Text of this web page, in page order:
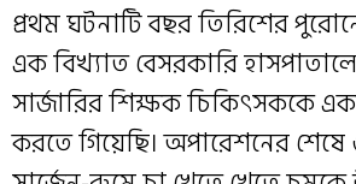
প্রথম ঘটনাটি বছর তিরিশের
এক বিখ্যাত বেসরকারি
সার্জারির শিক্ষক চিকিৎসককে
করতে গিয়েছি। অপারেশনের শেষে